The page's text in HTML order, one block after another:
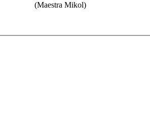
(Maestra Mikol)